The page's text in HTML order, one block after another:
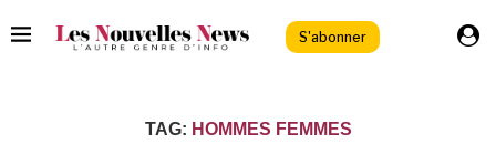
S'abonner
TAG: HOMMES FEMMES